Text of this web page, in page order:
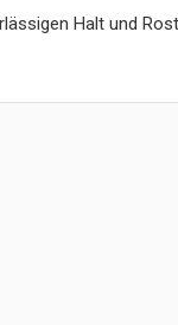
Halt und